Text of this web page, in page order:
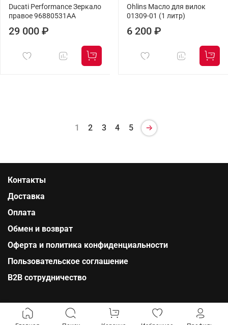
Ducati Performance Зеркало
правое 96880531AA
29 000 ₽
Ohlins Масло для вилок
01309-01 (1 литр)
6 200 ₽
1 2 3 4 5
Контакты
Доставка
Оплата
Обмен и возврат
Оферта и политика конфиденциальности
Пользовательское соглашение
B2B сотрудничество